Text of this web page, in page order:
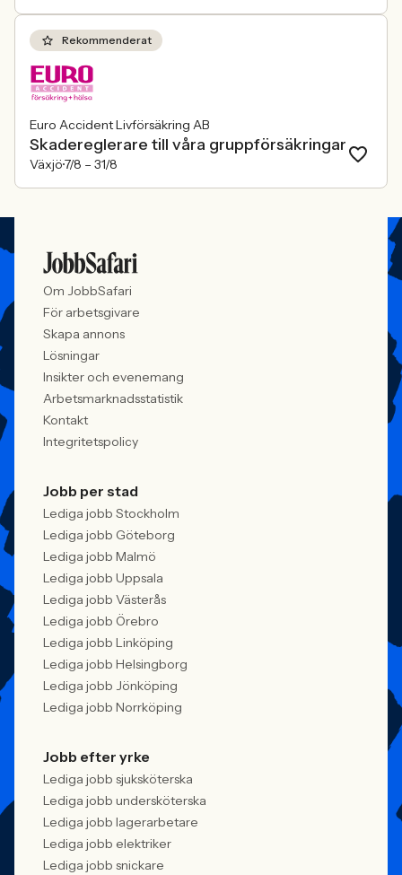
Rekommenderat
Euro Accident Livförsäkring AB
Skadereglerare till våra gruppförsäkringar
Växjö7/8 – 31/8
Om JobbSafari
För arbetsgivare
Skapa annons
Lösningar
Insikter och evenemang
Arbetsmarknadsstatistik
Kontakt
Integritetspolicy
Jobb per stad
Lediga jobb Stockholm
Lediga jobb Göteborg
Lediga jobb Malmö
Lediga jobb Uppsala
Lediga jobb Västerås
Lediga jobb Örebro
Lediga jobb Linköping
Lediga jobb Helsingborg
Lediga jobb Jönköping
Lediga jobb Norrköping
Jobb efter yrke
Lediga jobb sjuksköterska
Lediga jobb undersköterska
Lediga jobb lagerarbetare
Lediga jobb elektriker
Lediga jobb snickare